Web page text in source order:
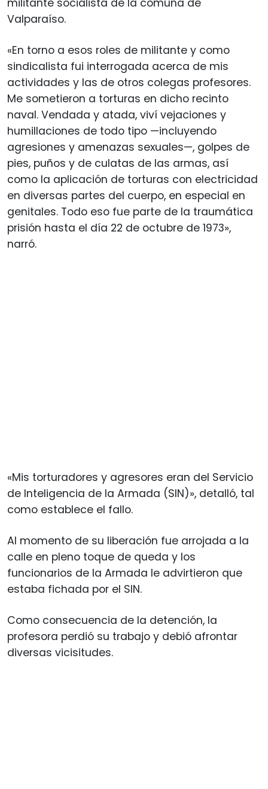
Valparaíso.
«En torno a esos roles de militante y como
sindicalista fui interrogada acerca de mis
actividades y las de otros colegas profesores.
Me sometieron a torturas en dicho recinto
naval. Vendada y atada, viví vejaciones y
humillaciones de todo tipo —incluyendo
agresiones y amenazas sexuales—, golpes de
pies, puños y de culatas de las armas, así
como la aplicación de torturas con electricidad
en diversas partes del cuerpo, en especial en
genitales. Todo eso fue parte de la traumática
prisión hasta el día 22 de octubre de 1973»,
narró.
«Mis torturadores y agresores eran del Servicio
de Inteligencia de la Armada (SIN)», detalló, tal
como establece el fallo.
Al momento de su liberación fue arrojada a la
calle en pleno toque de queda y los
funcionarios de la Armada le advirtieron que
estaba fichada por el SIN.
Como consecuencia de la detención, la
profesora perdió su trabajo y debió afrontar
diversas vicisitudes.